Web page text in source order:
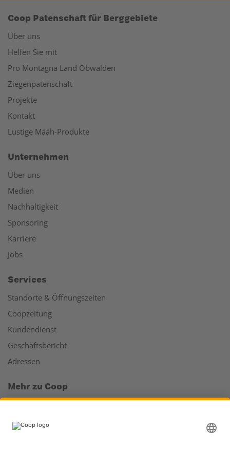
Coop Patenschaft für Berggebiete
Über uns
Helfen Sie mit
Pro Montagna Land Obwalden
Ziegenpatenschaft
Projekte
Kontakt
Lustige Määh-Produkte
Unternehmen
Über uns
Medien
Nachhaltigkeit
Sponsoring
Karriere
Jobs
Services
Standorte & Öffnungszeiten
Coopzeitung
Kundendienst
Geschäftsbericht
Adressen
Mehr zu Coop
Läden & Services